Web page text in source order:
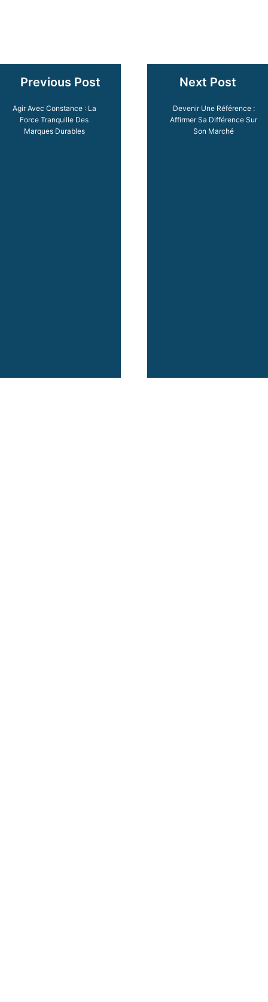
Previous Post
Agir Avec Constance : La
Force Tranquille Des
Marques Durables
Next Post
Devenir Une Référence :
Affirmer Sa Différence Sur
Son Marché